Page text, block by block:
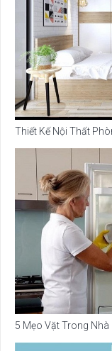
Thiết Kế Nội Thất
5 Mẹo Vặt Trong Nhà